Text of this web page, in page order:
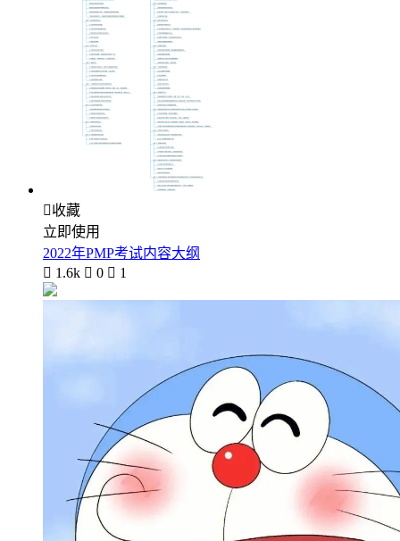
收藏
立即使用
2022年PMP考试内容大纲
 1.6k  0  1